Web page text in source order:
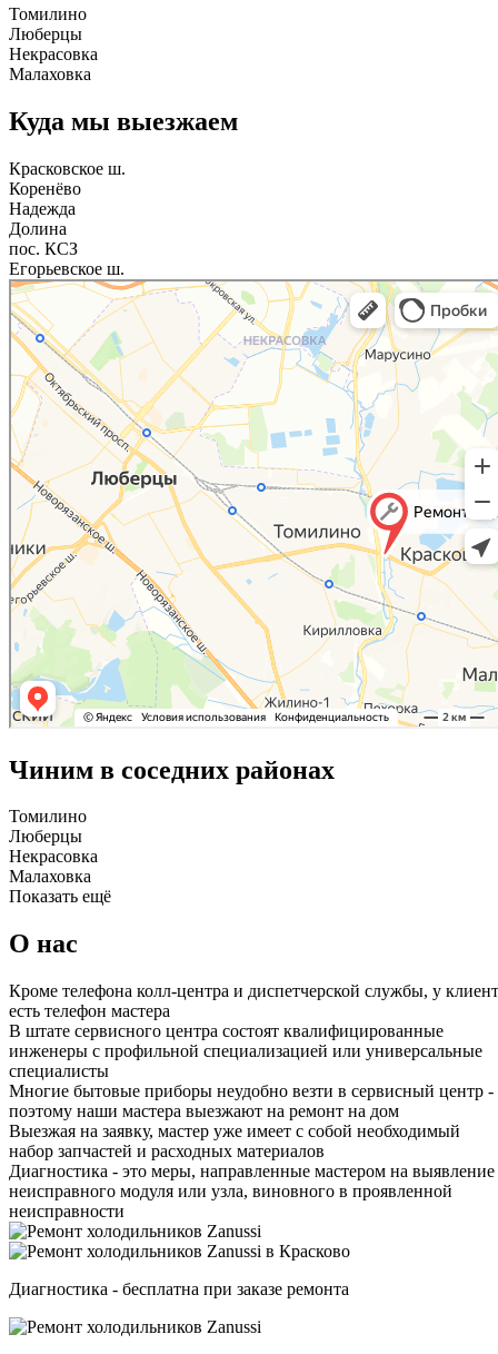
Томилино
Люберцы
Некрасовка
Малаховка
Куда мы выезжаем
Красковское ш.
Коренёво
Надежда
Долина
пос. КСЗ
Егорьевское ш.
Чиним в соседних районах
Томилино
Люберцы
Некрасовка
Малаховка
Показать ещё
О нас
Кроме телефона колл-центра и диспетчерской службы, у
есть телефон мастера
В штате сервисного центра состоят квалифицированные
инженеры с профильной специализацией или универсальные
специалисты
Многие бытовые приборы неудобно везти в сервисный центр -
поэтому наши мастера выезжают на ремонт на дом
Выезжая на заявку, мастер уже имеет с собой необходимый
набор запчастей и расходных материалов
Диагностика - это меры, направленные мастером на выявление
неисправного модуля или узла, виновного в проявленной
неисправности
Диагностика - бесплатна при заказе ремонта